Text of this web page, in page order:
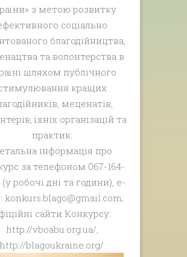
з метою розвитку
соціально
благодійництва,
та волонтерства в
шляхом публічного
кращих
меценатів,
їхніх організацій та
практик.
інформація про
за телефоном 067-164-
(у робочі дні та години), e-
konkurs.blago@gmail.com;
сайти Конкурсу:
http://vboabu.org.ua/,
http://blagoukraine.org/.